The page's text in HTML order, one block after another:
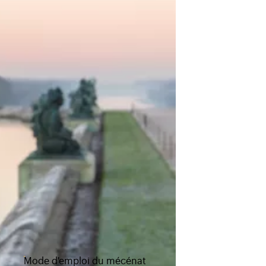
Mode d'emploi du mécénat